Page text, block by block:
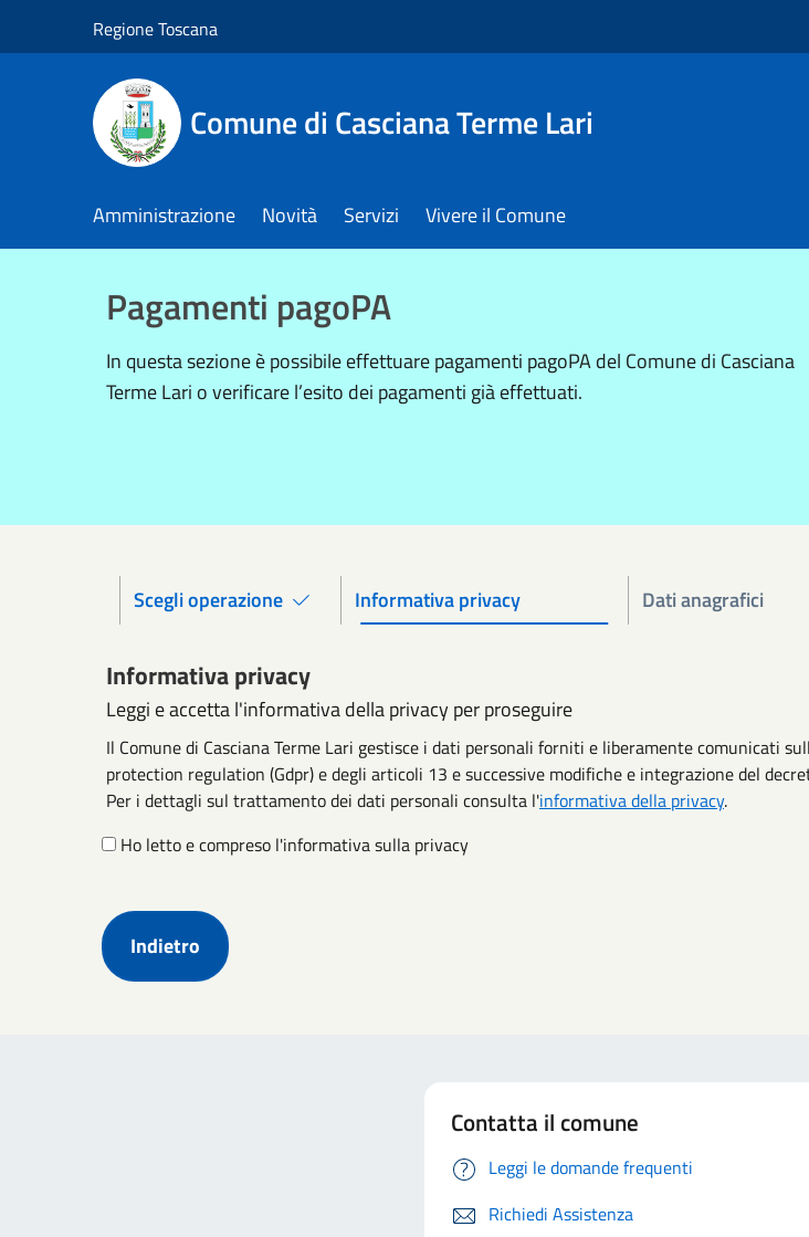
Regione Toscana
Comune di Casciana Terme Lari
Amministrazione Novità Servizi Vivere il Comune
Pagamenti pagoPA
In questa sezione è possibile effettuare pagamenti pagoPA del Comune di Casciana
Terme Lari o verificare l’esito dei pagamenti già effettuati.
Scegli operazione Informativa privacy Dati anagrafici
Informativa privacy
Leggi e accetta l'informativa della privacy per proseguire
Il Comune di Casciana Terme Lari gestisce i dati personali forniti e liberamente comunicati
protection regulation (Gdpr) e degli articoli 13 e successive modifiche e integrazione del
Per i dettagli sul trattamento dei dati personali consulta l'informativa della privacy.
Ho letto e compreso l'informativa sulla privacy
Indietro
Contatta il comune
Leggi le domande frequenti
Richiedi Assistenza